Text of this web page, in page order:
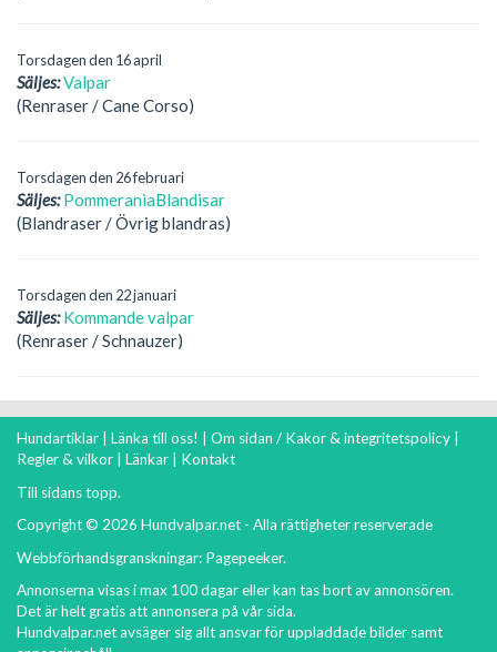
Torsdagen den 16 april
Säljes:Valpar
(Renraser / Cane Corso)
Torsdagen den 26 februari
Säljes: PommeraniaBlandisar
(Blandraser / Övrig blandras)
Torsdagen den 22 januari
Säljes: Kommande valpar
(Renraser / Schnauzer)
Hundartiklar Länka till oss! Om sidan / Kakor & integritetspolicy
Regler & vilkor
Länkar
Kontakt
Till sidans topp.
Copyright © 2026 Hundvalpar.net - Alla rättigheter reserverade
Webbförhandsgranskningar: Pagepeeker.
Annonserna visas i max 100 dagar eller kan tas bort av annonsören.
Det är helt gratis att annonsera på vår sida.
Hundvalpar.net avsäger sig allt ansvar för uppladdade bilder samt